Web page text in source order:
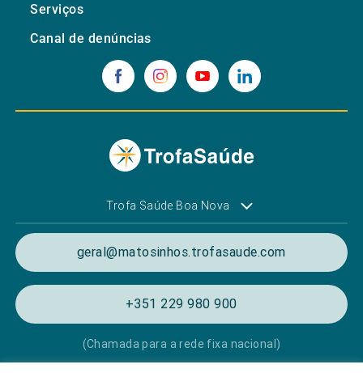
Serviços
Canal de denúncias
Trofa Saúde Boa Nova
geral@matosinhos.trofasaude.com
+351 229 980 900
(Chamada para a rede fixa nacional)